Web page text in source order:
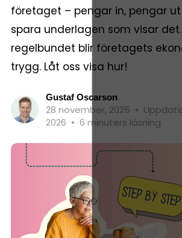
företaget – pengar in, pengar
spara underlagen som visar
regelbundet blir företagets
trygg. Låt oss visa hur!
Gustaf Oscarson
28 november, 2025 •
2026 • 6 minuters läsning